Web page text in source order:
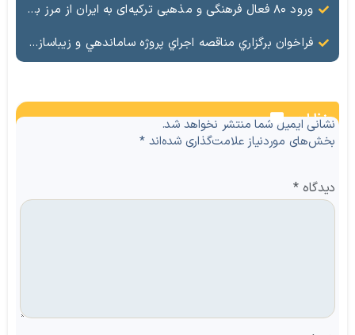
ورود ۸۰ فعال فرهنگی و مذهبی ترکیه‌ای به ایران از مرز بازرگان
فراخوان برگزاري مناقصه اجراي پروژه ساماندهي و زيباسازي بلوار پليس راه ماكو
نظرات
نشانی ایمیل شما منتشر نخواهد شد.
بخش‌های موردنیاز علامت‌گذاری شده‌اند*
دیدگاه*